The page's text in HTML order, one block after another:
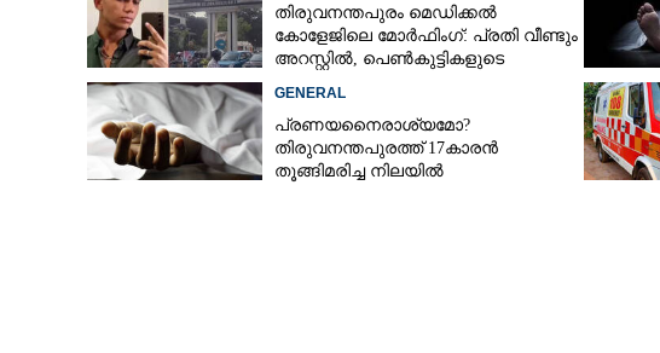
തിരുവനന്തപുരം മെഡിക്കൽ
കോളേജിലെ മോർഫിംഗ്: പ്രതി വീണ്ടും
അറസ്റ്റിൽ, പെൺകുട്ടികളുടെ
GENERAL
പ്രണയനെെരാശ്യമോ?
തിരുവനന്തപുരത്ത് 17കാരൻ
തൂങ്ങിമരിച്ച നിലയിൽ